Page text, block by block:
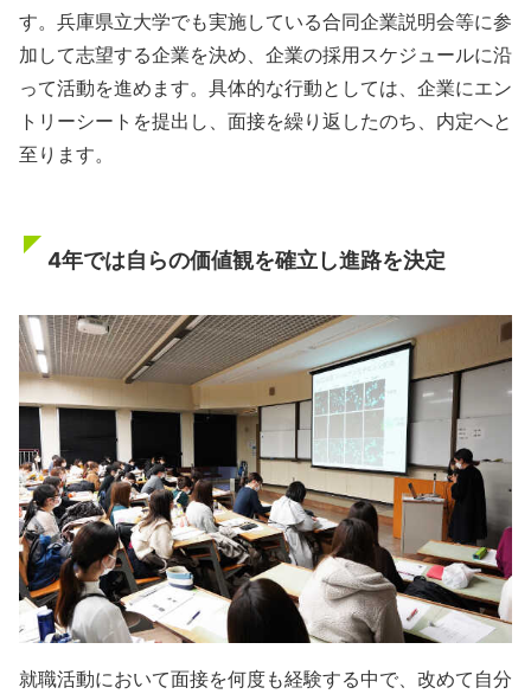
す。兵庫県立大学でも実施している合同企業説明会等に参
加して志望する企業を決め、企業の採用スケジュールに沿
って活動を進めます。具体的な行動としては、企業にエン
トリーシートを提出し、面接を繰り返したのち、内定へと
至ります。
4年では自らの価値観を確立し進路を決定
就職活動において面接を何度も経験する中で、改めて自分